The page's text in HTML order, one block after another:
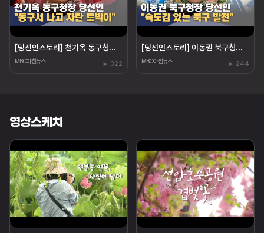
[당선인스토리] 천기옥 동구청장 당선인 "동구 토박이"
MBC아침뉴스 322
[당선인스토리] 이동권 북구청장 당선인 "경험은 힘"
MBC아침뉴스 244
영상스케치